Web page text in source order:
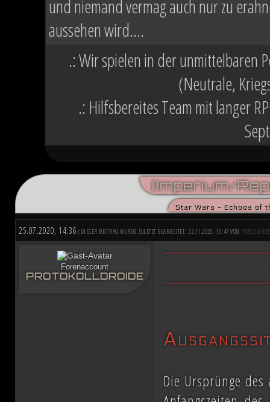
und niemand vermag auch nur zu
aussehen wird....
.: Wir spielen in der unmittelbaren
(Neutrale,
.: Hilfsbereites Team mit langer
[Imperium/
Star Wars - Echoes of
25.07.2020, 14:36 (DIESER BEITRAG WURDE ZULETZT BEARBEITET: 22.11.2025, 16:47 VON FORCE
Forenaccount
PROTOKOLLDROIDE
Die Ursprünge